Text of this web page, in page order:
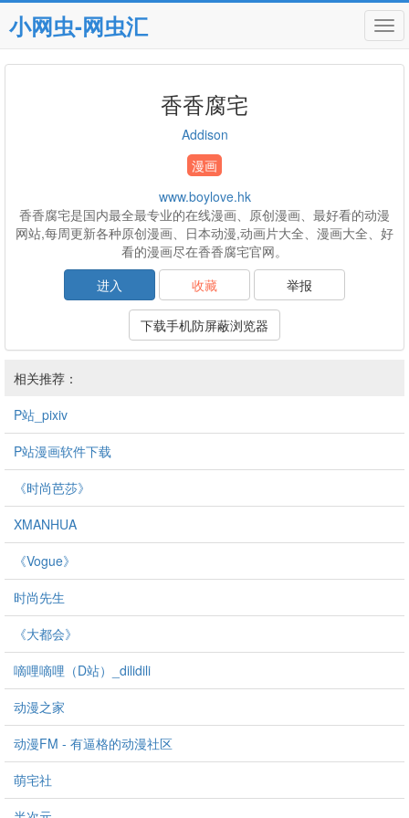
小网虫-网虫汇
香香腐宅
Addison
漫画
www.boylove.hk
香香腐宅是国内最全最专业的在线漫画、原创漫画、最好看的动漫
网站,每周更新各种原创漫画、日本动漫,动画片大全、漫画大全、好
看的漫画尽在香香腐宅官网。
进入
收藏 举报
下载手机防屏蔽浏览器
相关推荐：
P站_pixiv
P站漫画软件下载
《时尚芭莎》
XMANHUA
《Vogue》
时尚先生
《大都会》
嘀哩嘀哩（D站）_dilidili
动漫之家
动漫FM - 有逼格的动漫社区
萌宅社